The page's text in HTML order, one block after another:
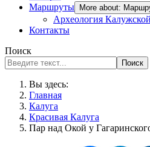
Маршруты
More about:
Археология
Контакты
Поиск
Поиск
Вы здесь:
Главная
Калуга
Красивая Калуга
Пар над Окой у